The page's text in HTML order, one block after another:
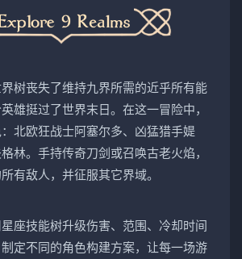
树丧失了维持九界所需的近乎所有能
雄挺过了世界末日。在这一冒险中，
北欧狂战士阿塞尔多、凶猛猎手媞
林。手持传奇刀剑或召唤古老火焰，
有敌人，并征服其它界域。
座技能树升级伤害、范围、冷却时间
定不同的角色构建方案，让每一场游